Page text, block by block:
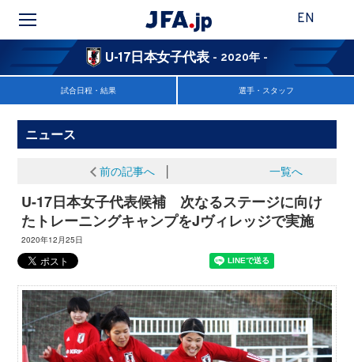
EN
U-17日本女子代表 - 2020年 -
試合日程・結果 選手・スタッフ
ニュース
前の記事へ│ 一覧へ
U-17日本女子代表候補 次なるステージに向け
たトレーニングキャンプをJヴィレッジで実施
2020年12月25日